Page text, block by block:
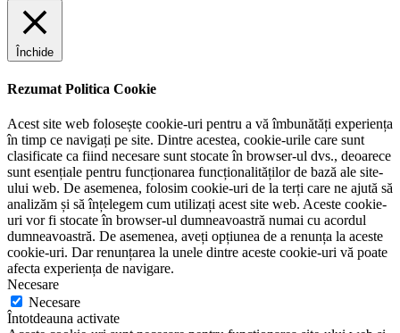
Închide
Rezumat Politica Cookie
Acest site web folosește cookie-uri pentru a vă îmbunătăți experiența
în timp ce navigați pe site. Dintre acestea, cookie-urile care sunt
clasificate ca fiind necesare sunt stocate în browser-ul dvs., deoarece
sunt esențiale pentru funcționarea funcționalităților de bază ale site-
ului web. De asemenea, folosim cookie-uri de la terți care ne ajută să
analizăm și să înțelegem cum utilizați acest site web. Aceste cookie-
uri vor fi stocate în browser-ul dumneavoastră numai cu acordul
dumneavoastră. De asemenea, aveți opțiunea de a renunța la aceste
cookie-uri. Dar renunțarea la unele dintre aceste cookie-uri vă poate
afecta experiența de navigare.
Necesare
Necesare
Întotdeauna activate